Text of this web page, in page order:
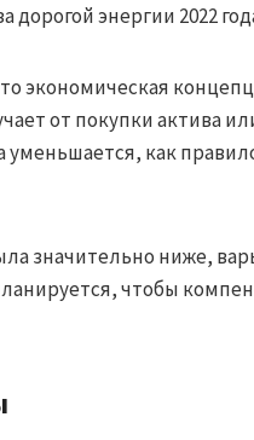
энергии 2022
экономическая
от покупки актива
как
значительно ниже,
чтобы